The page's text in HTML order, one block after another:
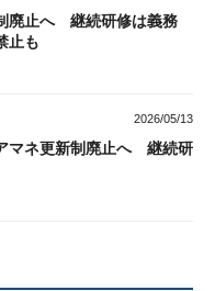
廃止へ 継続研修は義務
止も
2026/05/13
マネ更新制廃止へ 継続研